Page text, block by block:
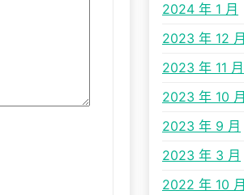
2024 年 1 月
2023 年 12 月
2023 年 11 月
2023 年 10 月
2023 年 9 月
2023 年 3 月
2022 年 10 月